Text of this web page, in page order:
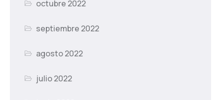
octubre 2022
septiembre 2022
agosto 2022
julio 2022